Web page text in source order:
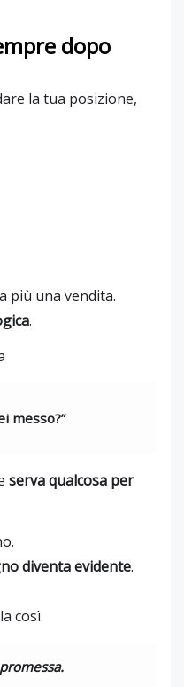
dopo
la tua posizione,
più una vendita.
.
messo?”
serva qualcosa per
diventa evidente.
così.